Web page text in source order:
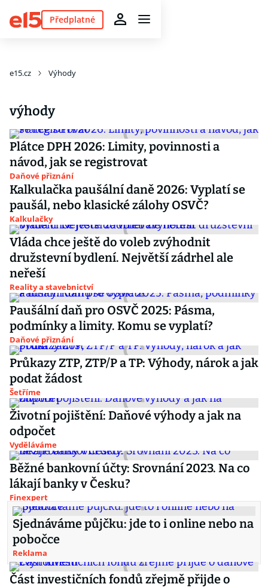
Předplatné
e15.cz Výhody
výhody
Plátce DPH 2026: Limity, povinnosti a
návod, jak se registrovat
Daňové přiznání
Kalkulačka paušální daně 2026: Vyplatí se
paušál, nebo klasické zálohy OSVČ?
Kalkulačky
Vláda chce ještě do voleb zvýhodnit
družstevní bydlení. Největší zádrhel ale
neřeší
Reality a stavebnictví
Paušální daň pro OSVČ 2025: Pásma,
podmínky a limity. Komu se vyplatí?
Daňové přiznání
Průkazy ZTP, ZTP/P a TP: Výhody, nárok a jak
podat žádost
Šetříme
Životní pojištění: Daňové výhody a jak na
odpočet
Vyděláváme
Běžné bankovní účty: Srovnání 2023. Na co
lákají banky v Česku?
Finexpert
Sjednáváme půjčku: jde to i online nebo na
pobočce
Reklama
Část investičních fondů zřejmě přijde o